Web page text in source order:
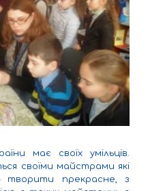
має своїх умільців.
своїми майстрами які
творити прекрасне, з